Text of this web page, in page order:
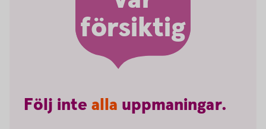
försiktig
Följ inte alla uppmaningar.